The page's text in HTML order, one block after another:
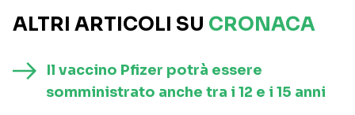
ALTRI ARTICOLI SU CRONACA
Il vaccino Pfizer potrà essere
somministrato anche tra i 12 e i 15 anni